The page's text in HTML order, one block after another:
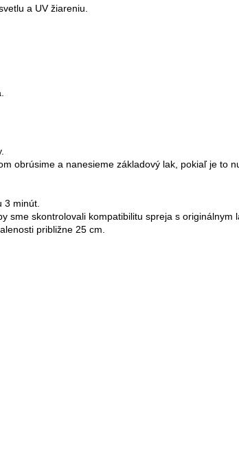
a UV žiareniu.
obrúsime a nanesieme základový lak, pokiaľ je to
3 minút.
sme skontrolovali kompatibilitu spreja s originálnym
približne 25 cm.